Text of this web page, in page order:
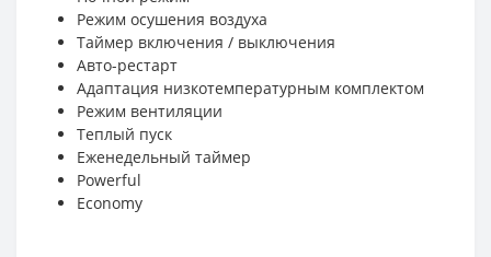
Режим осушения воздуха
Таймер включения / выключения
Авто-рестарт
Адаптация низкотемпературным комплектом
Режим вентиляции
Теплый пуск
Еженедельный таймер
Powerful
Economy